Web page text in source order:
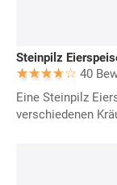
Steinpilz
40
Eine Steinpilz
verschiedenen